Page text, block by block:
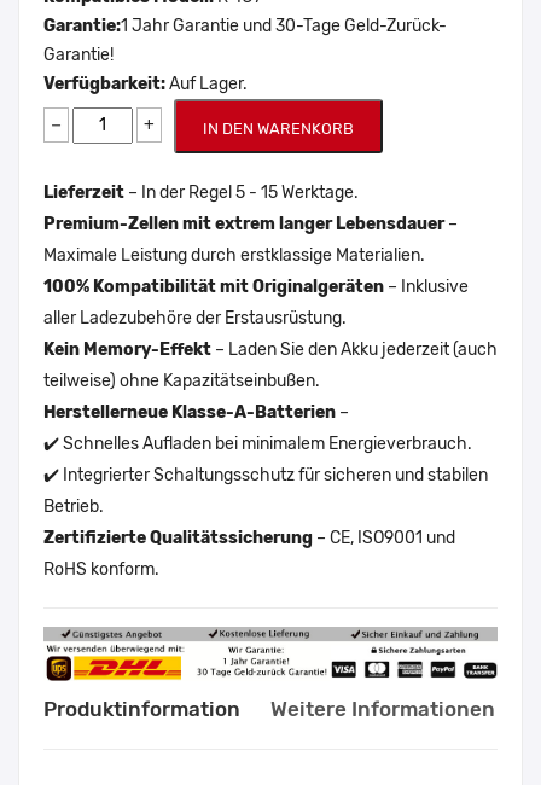
Garantie:1 Jahr Garantie und 30-Tage Geld-Zurück-
Garantie!
Verfügbarkeit:Auf Lager.
− + IN DEN WARENKORB
Lieferzeit – In der Regel 5 - 15 Werktage.
Premium-Zellen mit extrem langer Lebensdauer–
Maximale Leistung durch erstklassige Materialien.
100% Kompatibilität mit Originalgeräten – Inklusive
aller Ladezubehöre der Erstausrüstung.
Kein Memory-Effekt – Laden Sie den Akku jederzeit (auch
teilweise) ohne Kapazitätseinbußen.
Herstellerneue Klasse-A-Batterien –
✔️ Schnelles Aufladen bei minimalem Energieverbrauch.
✔️ Integrierter Schaltungsschutz für sicheren und stabilen
Betrieb.
Zertifizierte Qualitätssicherung – CE, ISO9001 und
RoHS konform.
Produktinformation Weitere Informationen